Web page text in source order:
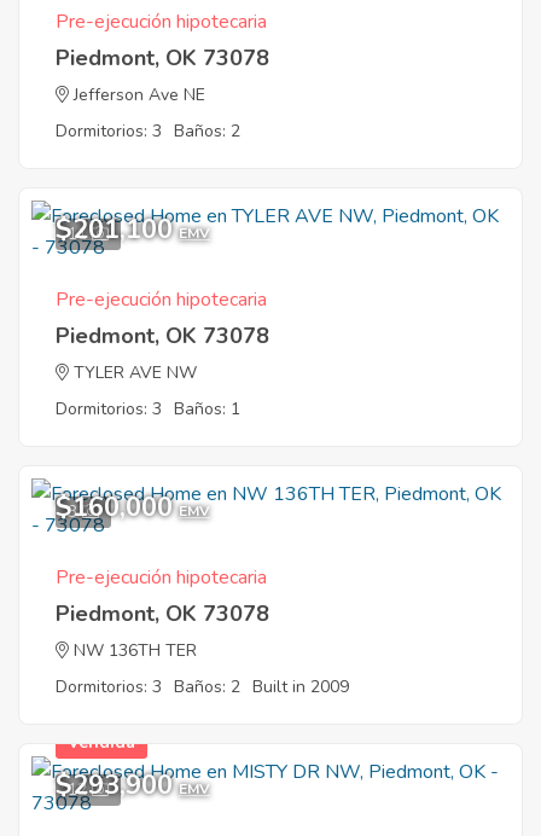
Pre-ejecución hipotecaria
Piedmont, OK 73078
Jefferson Ave NE
Dormitorios: 3 Baños: 2
11
$201,100 EMV
Pre-ejecución hipotecaria
Piedmont, OK 73078
TYLER AVE NW
Dormitorios: 3 Baños: 1
3
$160,000 EMV
Pre-ejecución hipotecaria
Piedmont, OK 73078
NW 136TH TER
Dormitorios: 3 Baños: 2 Built in 2009
12
Vendida
$293,900 EMV